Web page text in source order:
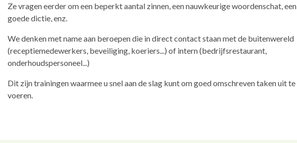
Ze vragen eerder om een beperkt aantal zinnen, een nauwkeurige woordenschat, een
goede dictie, enz.
We denken met name aan beroepen die in direct contact staan met de buitenwereld
(receptiemedewerkers, beveiliging, koeriers...) of intern (bedrijfsrestaurant,
onderhoudspersoneel...)
Dit zijn trainingen waarmee u snel aan de slag kunt om goed omschreven taken uit te
voeren.